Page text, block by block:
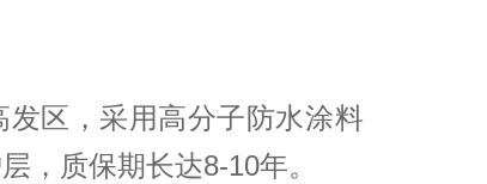
区，采用高分子防水涂料
，质保期长达8-10年。